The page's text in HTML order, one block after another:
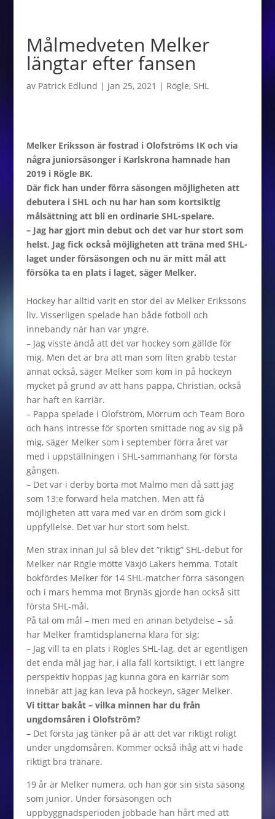
Målmedveten Melker
längtar efter fansen
av Patrick Edlund | jan 25, 2021 | Rögle, SHL
Melker Eriksson är fostrad i Olofströms IK och via
några juniorsäsonger i Karlskrona hamnade han
2019 i Rögle BK.
Där fick han under förra säsongen möjligheten att
debutera i SHL och nu har han som kortsiktig
målsättning att bli en ordinarie SHL-spelare.
– Jag har gjort min debut och det var hur stort som
helst. Jag fick också möjligheten att träna med SHL-
laget under försäsongen och nu är mitt mål att
försöka ta en plats i laget, säger Melker.
Hockey har alltid varit en stor del av Melker Erikssons
liv. Visserligen spelade han både fotboll och
innebandy när han var yngre.
– Jag visste ändå att det var hockey som gällde för
mig. Men det är bra att man som liten grabb testar
annat också, säger Melker som kom in på hockeyn
mycket på grund av att hans pappa, Christian, också
har haft en karriär.
– Pappa spelade i Olofström, Mörrum och Team Boro
och hans intresse för sporten smittade nog av sig på
mig, säger Melker som i september förra året var
med i uppställningen i SHL-sammanhang för första
gången.
– Det var i derby borta mot Malmö men då satt jag
som 13:e forward hela matchen. Men att få
möjligheten att vara med var en dröm som gick i
uppfyllelse. Det var hur stort som helst.
Men strax innan jul så blev det ”riktig” SHL-debut för
Melker när Rögle mötte Växjö Lakers hemma. Totalt
bokfördes Melker för 14 SHL-matcher förra säsongen
och i mars hemma mot Brynäs gjorde han också sitt
första SHL-mål.
På tal om mål – men med en annan betydelse – så
har Melker framtidsplanerna klara för sig:
– Jag vill ta en plats i Rögles SHL-lag, det är egentligen
det enda mål jag har, i alla fall kortsiktigt. I ett längre
perspektiv hoppas jag kunna göra en karriär som
innebär att jag kan leva på hockeyn, säger Melker.
Vi tittar bakåt – vilka minnen har du från
ungdomsåren i Olofström?
– Det första jag tänker på är att det var riktigt roligt
under ungdomsåren. Kommer också ihåg att vi hade
riktigt bra tränare.
19 år är Melker numera, och han gör sin sista säsong
som junior. Under försäsongen och
uppbyggnadsperioden jobbade han hårt med att